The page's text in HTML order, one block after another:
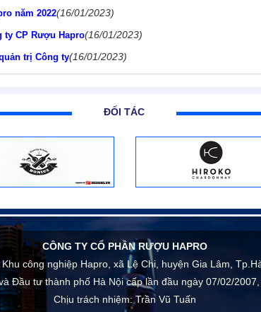
năm 2022(16/01/2023)
ty CP Rượu Hapro(16/01/2023)
trị Công ty(16/01/2023)
ĐỐI TÁC
CÔNG TY CỔ PHẦN RƯỢU HAPRO
Khu công nghiệp Hapro, xã Lệ Chi, huyện Gia Lâm,
Đầu tư thành phố Hà Nội cấp lần đầu ngày 07/02/
Chịu trách nhiệm:Trần Vũ Tuấn